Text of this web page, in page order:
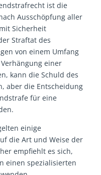
ist die
Ausschöpfung aller
Sicherheit
Straftat des
von einem Umfang
einer
kann die Schuld des
aber die Entscheidung
für eine
einige
die Art und Weise der
empfiehlt es sich,
einen spezialisierten